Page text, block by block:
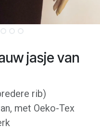
jasje van
rib)
met Oeko-Tex